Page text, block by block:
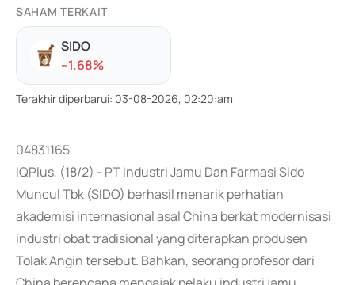
SAHAM TERKAIT
SIDO
--1.68%
Terakhir diperbarui: 03-08-2026, 02:20:am
04831165
IQPlus, (18/2) - PT Industri Jamu Dan Farmasi Sido
Muncul Tbk (SIDO) berhasil menarik perhatian
akademisi internasional asal China berkat modernisasi
industri obat tradisional yang diterapkan produsen
Tolak Angin tersebut. Bahkan, seorang profesor dari